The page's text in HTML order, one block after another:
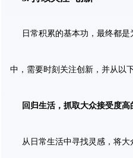
日常积累的基本功，最终都
中，需要时刻关注创新，并从以
回归生活，抓取大众接受度高
从日常生活中寻找灵感，将